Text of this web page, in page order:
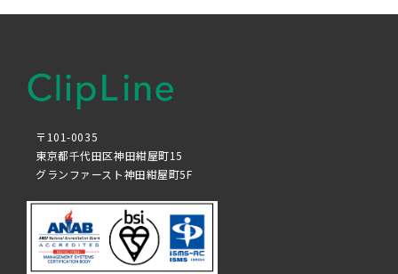
〒101-0035
東京都千代田区神田紺屋町15
グランファースト神田紺屋町5F